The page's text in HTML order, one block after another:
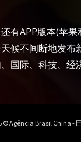
有APP版本(苹
候不间断地发
国际、科技、经
© Agência Brasil China -